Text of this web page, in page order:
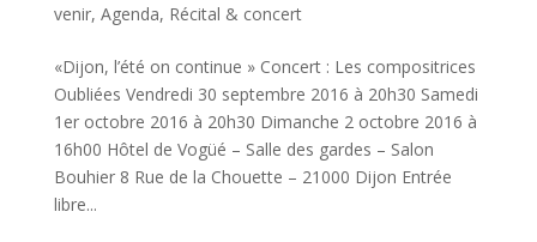
venir, Agenda, Récital & concert
«Dijon, l’été on continue » Concert : Les compositrices
Oubliées Vendredi 30 septembre 2016 à 20h30 Samedi
1er octobre 2016 à 20h30 Dimanche 2 octobre 2016 à
16h00 Hôtel de Vogüé – Salle des gardes – Salon
Bouhier 8 Rue de la Chouette – 21000 Dijon Entrée
libre...